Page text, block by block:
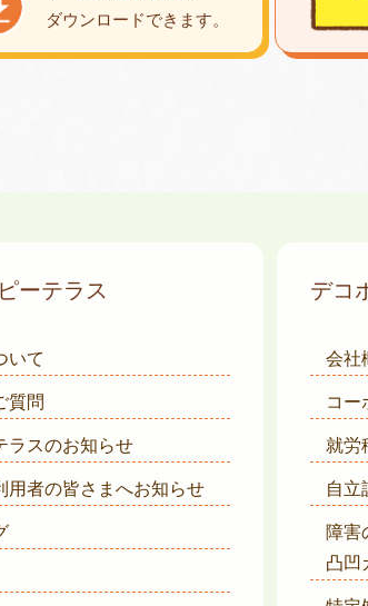
ダウンロードできます。
ーテラス
いて
質問
ラスのお知らせ
用者の皆さまへお知らせ
デコ
会社
コー
就労
自立
障害
凸凹